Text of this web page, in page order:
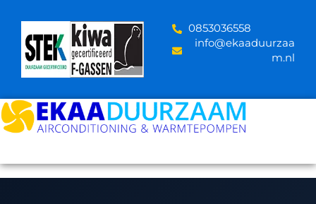
content
‪0853036558
info@ekaaduurzaa
m.nl